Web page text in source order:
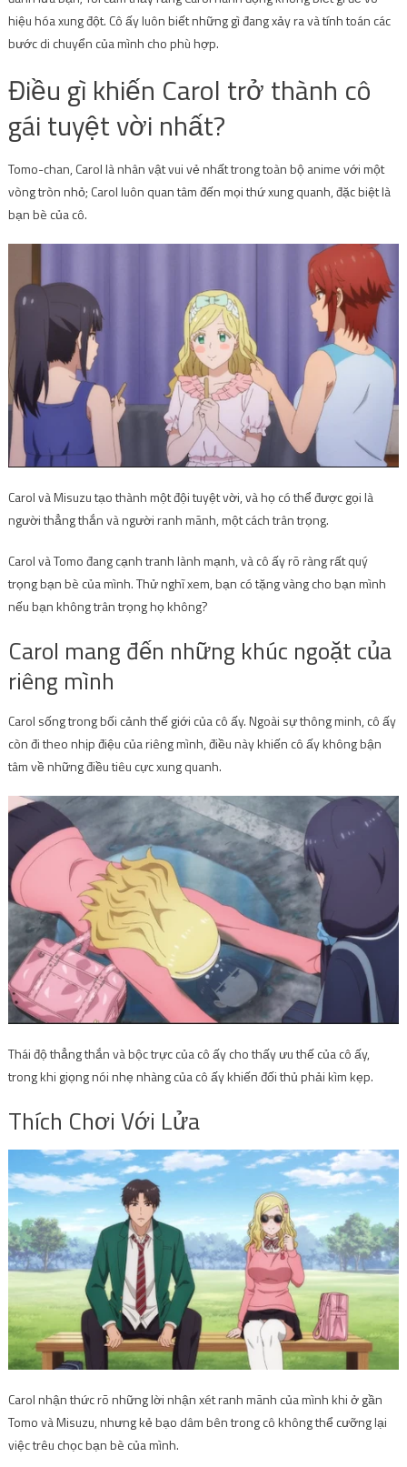
hiệu hóa xung đột. Cô ấy luôn biết những gì đang xảy ra và tính toán các
bước di chuyển của mình cho phù hợp.
Điều gì khiến Carol trở thành cô
gái tuyệt vời nhất?
Tomo-chan, Carol là nhân vật vui vẻ nhất trong toàn bộ anime với một
vòng tròn nhỏ; Carol luôn quan tâm đến mọi thứ xung quanh, đặc biệt là
bạn bè của cô.
Carol và Misuzu tạo thành một đội tuyệt vời, và họ có thể được gọi là
người thẳng thắn và người ranh mãnh, một cách trân trọng.
Carol và Tomo đang cạnh tranh lành mạnh, và cô ấy rõ ràng rất quý
trọng bạn bè của mình. Thử nghĩ xem, bạn có tặng vàng cho bạn mình
nếu bạn không trân trọng họ không?
Carol mang đến những khúc ngoặt của
riêng mình
Carol sống trong bối cảnh thế giới của cô ấy. Ngoài sự thông minh, cô ấy
còn đi theo nhịp điệu của riêng mình, điều này khiến cô ấy không bận
tâm về những điều tiêu cực xung quanh.
Thái độ thẳng thắn và bộc trực của cô ấy cho thấy ưu thế của cô ấy,
trong khi giọng nói nhẹ nhàng của cô ấy khiến đối thủ phải kìm kẹp.
Thích Chơi Với Lửa
Carol nhận thức rõ những lời nhận xét ranh mãnh của mình khi ở gần
Tomo và Misuzu, nhưng kẻ bạo dâm bên trong cô không thể cưỡng lại
việc trêu chọc bạn bè của mình.